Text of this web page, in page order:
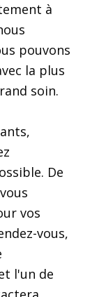
à
pouvons
la plus
soin.
De
vos
vous,
l'un de